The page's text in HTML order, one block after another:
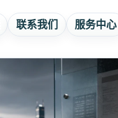
联系我们 服务中心